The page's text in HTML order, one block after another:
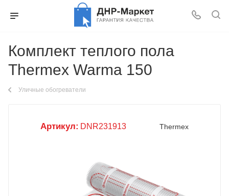
Комплект теплого пола
Thermex Warma 150
Уличные обогреватели
Артикул: DNR231913 Thermex